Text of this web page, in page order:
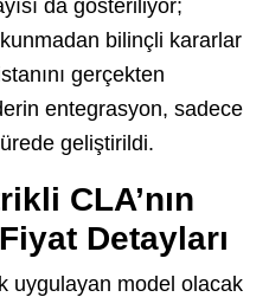
da gösteriliyor;
bilinçli kararlar
gerçekten
entegrasyon, sadece
geliştirildi.
CLA’nın
Detayları
uygulayan model olacak